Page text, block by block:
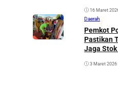
16 Maret
Daerah
Pemkot
Pastikan
Jaga
3 Maret 2026